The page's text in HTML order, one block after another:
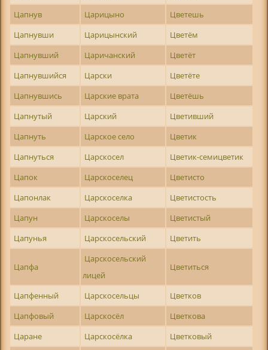
Цапнув
Царицыно
Цветешь
Цапнувши
Царицынский
Цветём
Цапнувший
Царичанский
Цветёт
Цапнувшийся
Царски
Цветёте
Цапнувшись
Царские врата
Цветёшь
Цапнутый
Царский
Цветивший
Цапнуть
Царское село
Цветик
Цапнуться
Царскосел
Цветик-семицветик
Цапок
Царскоселец
Цветисто
Цапонлак
Царскоселка
Цветистость
Цапун
Царскоселы
Цветистый
Цапунья
Царскосельский Цветить
Цапфа
Царскосельский
лицей
Цветиться
Цапфенный Царскосельцы
Цветков
Цапфовый
Царскосёл
Цветкова
Царане
Царскосёлка
Цветковый